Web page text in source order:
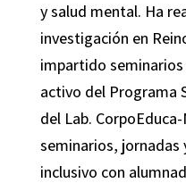
y salud mental. Ha
investigación en
impartido
activo del Programa
del Lab.
seminarios,
inclusivo con